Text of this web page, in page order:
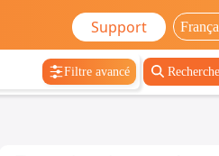
Support
Filtre avancé